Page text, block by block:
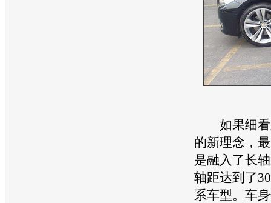
如果细看
的新理念，
是融入了长
轴距达到了
系车型。车